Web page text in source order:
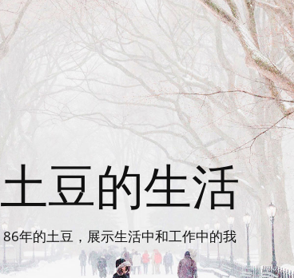
土豆的生活
86年的土豆，展示生活中和工作中的我